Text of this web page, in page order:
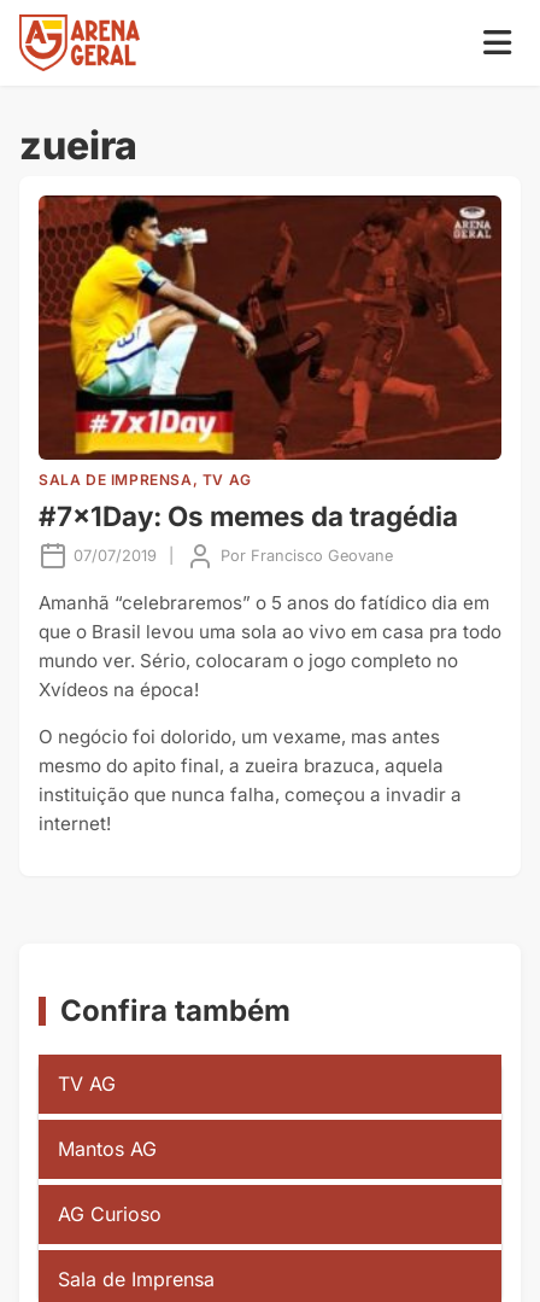
zueira
SALA DE IMPRENSA, TV AG
#7x1Day: Os memes da tragédia
07/07/2019 Por Francisco Geovane
Amanhã “celebraremos” o 5 anos do fatídico dia em
que o Brasil levou uma sola ao vivo em casa pra todo
mundo ver. Sério, colocaram o jogo completo no
Xvídeos na época!
O negócio foi dolorido, um vexame, mas antes
mesmo do apito final, a zueira brazuca, aquela
instituição que nunca falha, começou a invadir a
internet!
Confira também
TV AG
Mantos AG
AG Curioso
Sala de Imprensa